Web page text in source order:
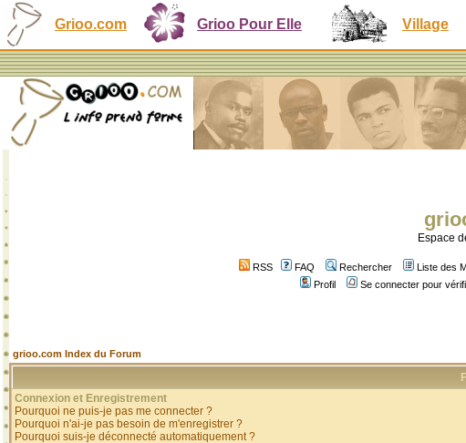
Grioo.com Grioo Pour Elle Village
Espace
RSS FAQ Rechercher Liste des
Profil
Se connecter pour
grioo.com Index du Forum
Connexion et Enregistrement
Pourquoi ne puis-je pas me connecter ?
Pourquoi n'ai-je pas besoin de m'enregistrer ?
Pourquoi suis-je déconnecté automatiquement ?